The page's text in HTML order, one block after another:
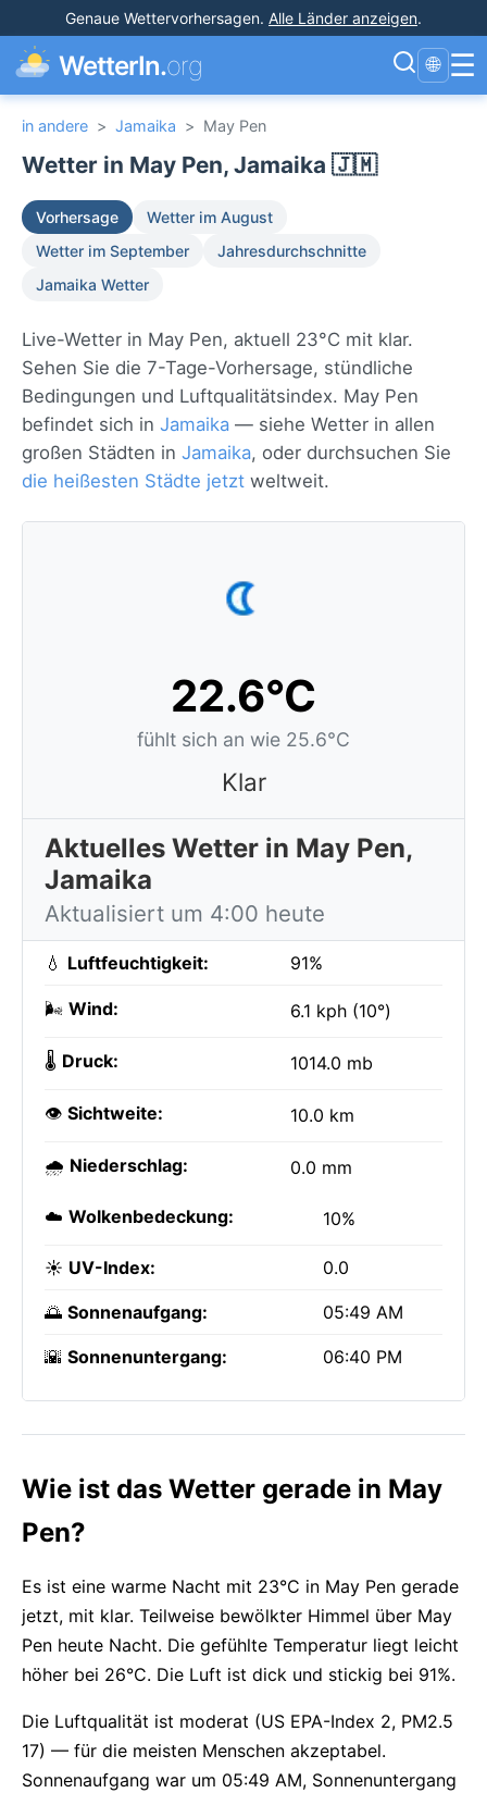
Genaue Wettervorhersagen. Alle Länder anzeigen.
WetterIn.org 🌐 ☰
in andere > Jamaika > May Pen
Wetter in May Pen, Jamaika 🇯🇲
Vorhersage
Wetter im August
Wetter im September
Jahresdurchschnitte
Jamaika Wetter
Live-Wetter in May Pen, aktuell 23°C mit klar.
Sehen Sie die 7-Tage-Vorhersage, stündliche
Bedingungen und Luftqualitätsindex. May Pen
befindet sich in Jamaika — siehe Wetter in allen
großen Städten in Jamaika, oder durchsuchen Sie
die heißesten Städte jetzt weltweit.
22.6°C
fühlt sich an wie 25.6°C
Klar
Aktuelles Wetter in May Pen,
Jamaika
Aktualisiert um 4:00 heute
💧 Luftfeuchtigkeit: 91%
🌬️ Wind: 6.1 kph (10°)
🌡️ Druck: 1014.0 mb
👁️ Sichtweite: 10.0 km
🌧️ Niederschlag: 0.0 mm
☁️ Wolkenbedeckung: 10%
☀️ UV-Index: 0.0
🌅 Sonnenaufgang: 05:49 AM
🌇 Sonnenuntergang: 06:40 PM
Wie ist das Wetter gerade in May
Pen?
Es ist eine warme Nacht mit 23°C in May Pen gerade
jetzt, mit klar. Teilweise bewölkter Himmel über May
Pen heute Nacht. Die gefühlte Temperatur liegt leicht
höher bei 26°C. Die Luft ist dick und stickig bei 91%.
Die Luftqualität ist moderat (US EPA-Index 2, PM2.5
17) — für die meisten Menschen akzeptabel.
Sonnenaufgang war um 05:49 AM, Sonnenuntergang